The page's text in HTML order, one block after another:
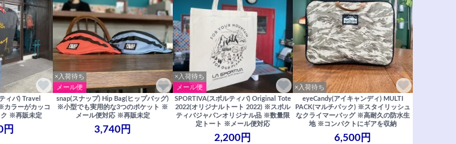
ィバ) Travel
カラーがカッコ
ク ※再販未定
円
×入荷待ち
メール便
snap(スナップ) Hip Bag(ヒップバッグ)
※小型でも実用的な3つのポケット ※
メール便対応 ※再販未定
3,740円
×入荷待ち
メール便
SPORTIVA(スポルティバ) Original Tote
2022(オリジナルトート 2022) ※スポル
ティバジャパンオリジナル品 ※数量限
定トート ※メール便対応
2,200円
×入荷待ち
eyeCandy(アイキャンディ) MULTI
PACK(マルチパック) ※スタイリッシュ
なクライマーバッグ ※高耐久の防水生
地 ※コンパクトにギアを収納
6,500円